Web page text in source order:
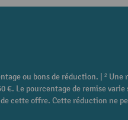
ou bons de réduction. | ² Une
Le pourcentage de remise varie
cette offre. Cette réduction ne